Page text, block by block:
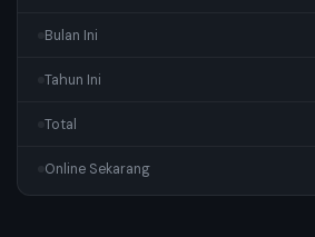
Bulan Ini
Tahun Ini
Total
Online Sekarang